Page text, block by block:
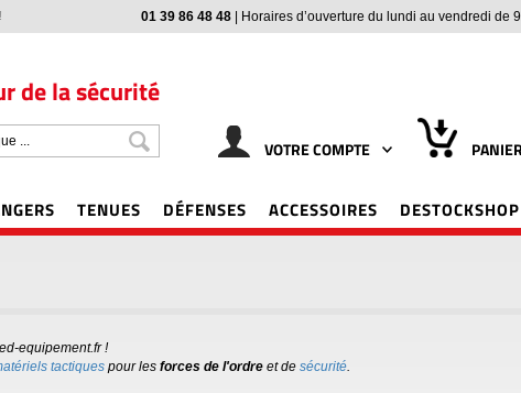
01 39 86 48 48 Horaires d’ouverture du lundi au vendredi de
de la sécurité
VOTRE COMPTE PANIER
TENUES DÉFENSES ACCESSOIRES DESTOCKSHOP
equipement.fr!
tactiques pour les forces de l'ordre et de sécurité.